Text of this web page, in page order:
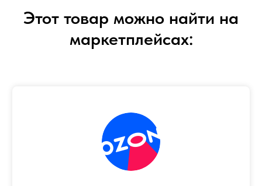
Этот товар можно найти на
маркетплейсах: